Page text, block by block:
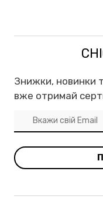
Знижки, новинки
вже отримай